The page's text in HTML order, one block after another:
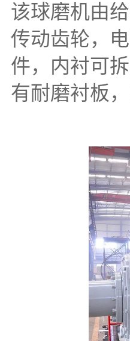
该球磨机由
传动齿轮，
件，内衬可
有耐磨衬板